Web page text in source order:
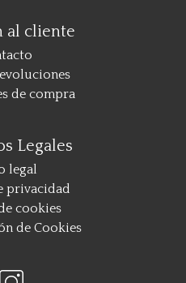
al cliente
de compra
Legales
legal
privacidad
cookies
de Cookies